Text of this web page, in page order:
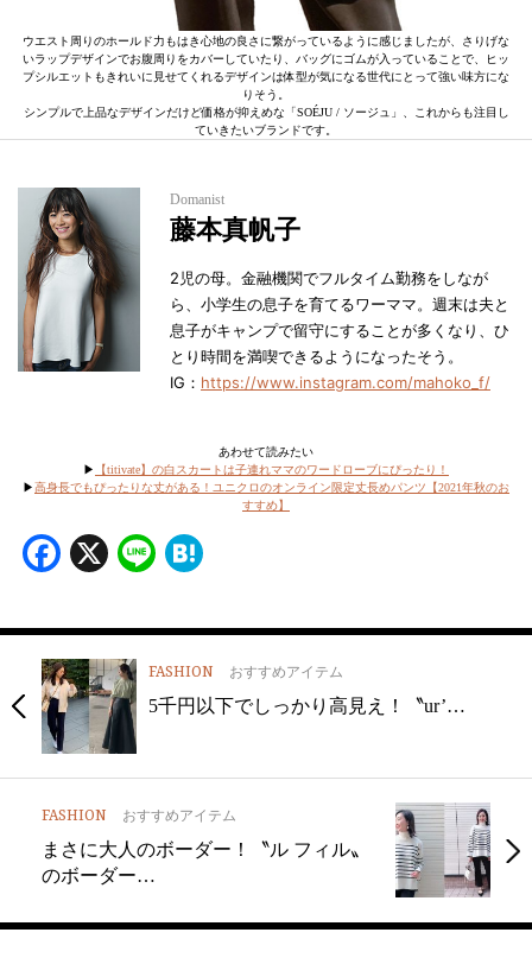
ウエスト周りのホールド力もはき心地の良さに繋がっているように感じましたが、さりげな
いラップデザインでお腹周りをカバーしていたり、バッグにゴムが入っていることで、ヒッ
プシルエットもきれいに見せてくれるデザインは体型が気になる世代にとって強い味方にな
りそう。
シンプルで上品なデザインだけど価格が抑えめな「SOÉJU / ソージュ」、これからも注目し
ていきたいブランドです。
Domanist
藤本真帆子
2児の母。金融機関でフルタイム勤務をしなが
ら、小学生の息子を育てるワーママ。週末は夫と
息子がキャンプで留守にすることが多くなり、ひ
とり時間を満喫できるようになったそう。
IG： https://www.instagram.com/mahoko_f/
あわせて読みたい
▶︎
【titivate】の白スカートは子連れママのワードローブにぴったり！
▶︎高身長でもぴったりな丈がある！ユニクロのオンライン限定丈長めパンツ【2021年秋のお
すすめ】
Facebook
X Line
FASHION おすすめアイテム
5千円以下でしっかり高見え！〝ur’…
FASHION おすすめアイテム
まさに大人のボーダー！〝ル フィル〟
のボーダー…